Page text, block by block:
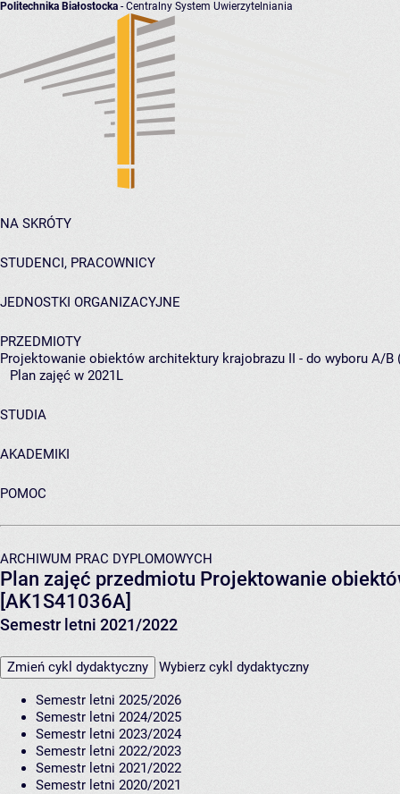
Politechnika Białostocka - Centralny System Uwierzytelniania
NA SKRÓTY
STUDENCI, PRACOWNICY
JEDNOSTKI ORGANIZACYJNE
PRZEDMIOTY
Projektowanie obiektów architektury krajobrazu II - do wyboru A/B
Plan zajęć w 2021L
STUDIA
AKADEMIKI
POMOC
ARCHIWUM PRAC DYPLOMOWYCH
Plan zajęć przedmiotu Projektowanie
[AK1S41036A]
Semestr letni 2021/2022
Zmień cykl dydaktyczny Wybierz cykl dydaktyczny
Semestr letni 2025/2026
Semestr letni 2024/2025
Semestr letni 2023/2024
Semestr letni 2022/2023
Semestr letni 2021/2022
Semestr letni 2020/2021